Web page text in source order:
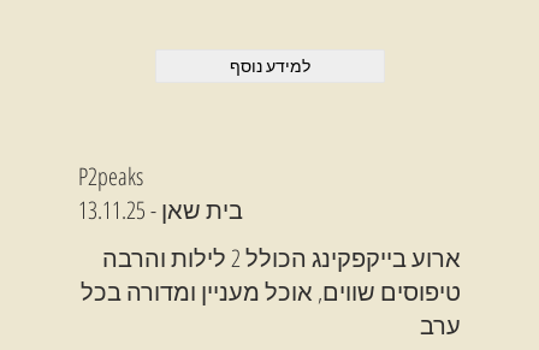
למידע נוסף
P2peaks
13.11.25 - בית שאן
ארוע בייקפקינג הכולל 2 לילות והרבה
טיפוסים שווים, אוכל מעניין ומדורה בכל
ערב